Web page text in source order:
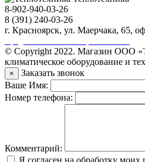
8-902-940-03-26
8 (391) 240-03-26
г. Красноярск, ул. Маерчака, 65,
© Copyright 2022. Магазин ООО
климатическое оборудование и
×
Заказать звонок
Ваше Имя:
Номер телефона:
Комментарий: